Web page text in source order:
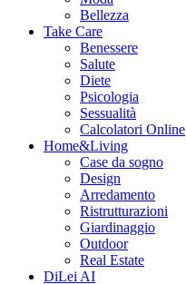
Bellezza
Take Care
Benessere
Salute
Diete
Psicologia
Sessualità
Calcolatori Online
Home&Living
Case da sogno
Design
Arredamento
Ristrutturazioni
Giardinaggio
Outdoor
Real Estate
DiLei AI